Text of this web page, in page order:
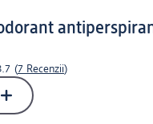
(7 Recenzii)